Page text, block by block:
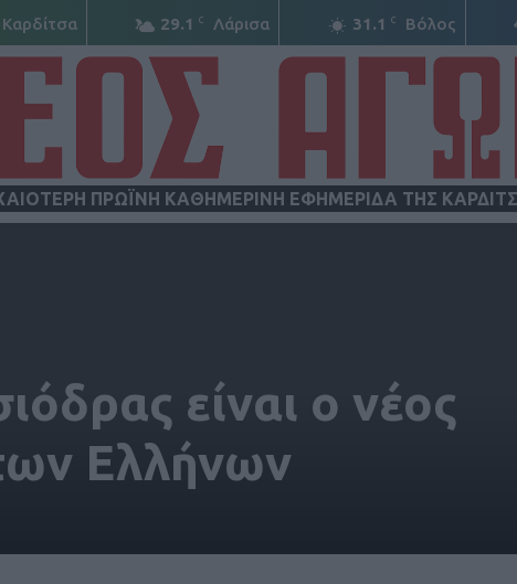
Καρδίτσα 29.1 C Λάρισα 31.1 C Βόλος
ΠΡΩΪΝΗ ΚΑΘΗΜΕΡΙΝΗ ΕΦΗΜΕΡΙΔΑ ΤΗΣ
ΑΓΩΝ
είναι ο νέος
Ελλήνων